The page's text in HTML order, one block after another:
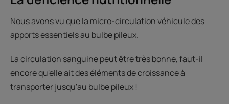
Nous avons vu que la micro-circulation véhicule des
apports essentiels au bulbe pileux.
La circulation sanguine peut être très bonne, faut-il
encore qu'elle ait des éléments de croissance à
transporter jusqu'au bulbe pileux !